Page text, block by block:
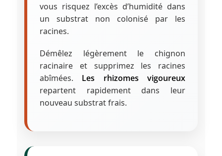
vous risquez l’excès d’humidité dans
un substrat non colonisé par les
racines.
Démêlez légèrement le chignon
racinaire et supprimez les racines
abîmées. Les rhizomes vigoureux
repartent rapidement dans leur
nouveau substrat frais.